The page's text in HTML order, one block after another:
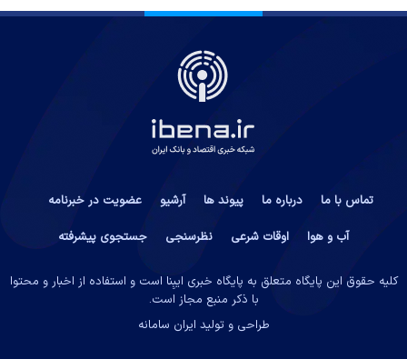
تماس با ما درباره ما پیوند ها آرشیو
عضویت در خبرنامه
آب و هوا
اوقات شرعی نظرسنجی جستجوی پیشرفته
کلیه حقوق این پایگاه متعلق به پایگاه خبری ایبِنا است و استفاده از اخبار و محتوا
با ذکر منبع مجاز است.
طراحی و تولید ایران سامانه